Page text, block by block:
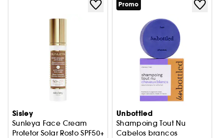
Sisley
Sunleya Face Cream
Protetor Solar Rosto SPF50+
Promo
Unbottled
Shampoing Tout Nu
Cabelos brancos